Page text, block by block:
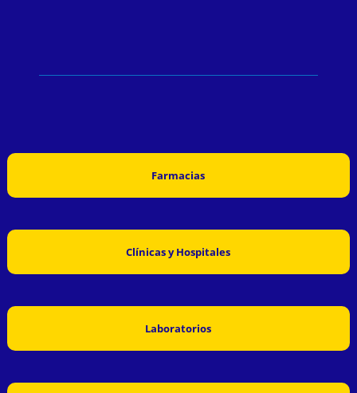
Farmacias
Clínicas y Hospitales
Laboratorios